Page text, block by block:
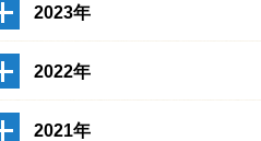
2023年
2022年
2021年